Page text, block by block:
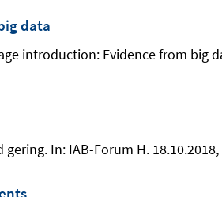
data
introduction: Evidence from big
In: IAB-Forum H. 18.10.2018,